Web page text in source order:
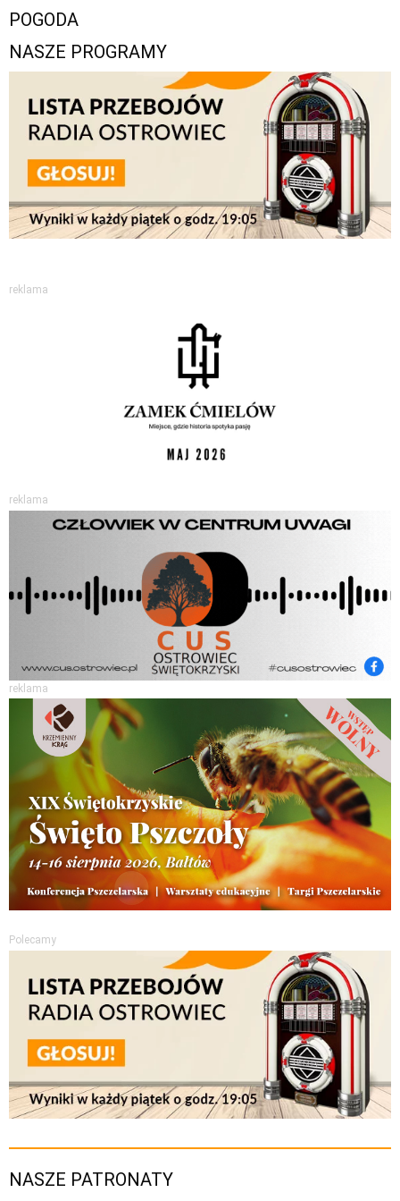
POGODA
NASZE PROGRAMY
reklama
reklama
reklama
Polecamy
NASZE PATRONATY